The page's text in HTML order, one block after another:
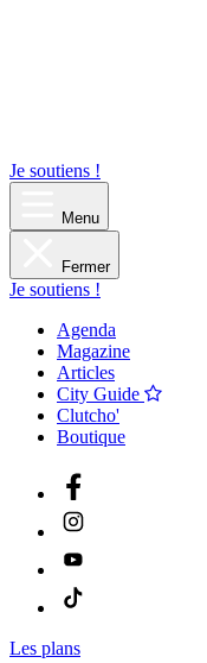
Je soutiens !
Menu
Fermer
Je soutiens !
Agenda
Magazine
Articles
City Guide
Clutcho'
Boutique
Les plans